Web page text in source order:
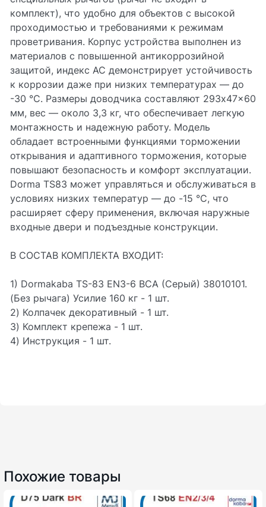
комплект), что удобно для объектов с высокой
проходимостью и требованиями к режимам
проветривания. Корпус устройства выполнен из
материалов с повышенной антикоррозийной
защитой, индекс AC демонстрирует устойчивость
к коррозии даже при низких температурах — до
-30 °C. Размеры доводчика составляют 293x47x60
мм, вес — около 3,3 кг, что обеспечивает легкую
монтажность и надежную работу. Модель
обладает встроенными функциями торможении
открывания и адаптивного торможения, которые
повышают безопасность и комфорт эксплуатации.
Dorma TS83 может управляться и обслуживаться в
условиях низких температур — до -15 °C, что
расширяет сферу применения, включая наружные
входные двери и подъездные конструкции.
В СОСТАВ КОМПЛЕКТА ВХОДИТ:
1) Dormakaba TS-83 EN3-6 BCA (Серый) 38010101.
(Без рычага) Усилие 160 кг - 1 шт.
2) Колпачек декоративный - 1 шт.
3) Комплект крепежа - 1 шт.
4) Инструкция - 1 шт.
Похожие товары